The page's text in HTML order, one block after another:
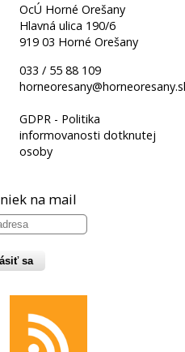
OcÚ Horné Orešany
Hlavná ulica 190/6
919 03 Horné Orešany
033 / 55 88 109
GDPR - Politika
informovanosti dotknutej
osoby
na mail
sa